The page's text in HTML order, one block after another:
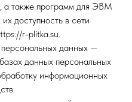
а также программ для ЭВМ
доступность в сети
r-plitka.su.
данных —
данных персональных
информационных